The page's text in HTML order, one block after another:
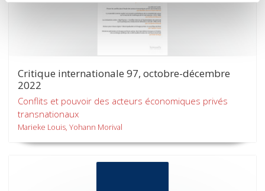
Critique internationale 97, octobre-décembre
2022
Conflits et pouvoir des acteurs économiques privés
transnationaux
Marieke Louis, Yohann Morival